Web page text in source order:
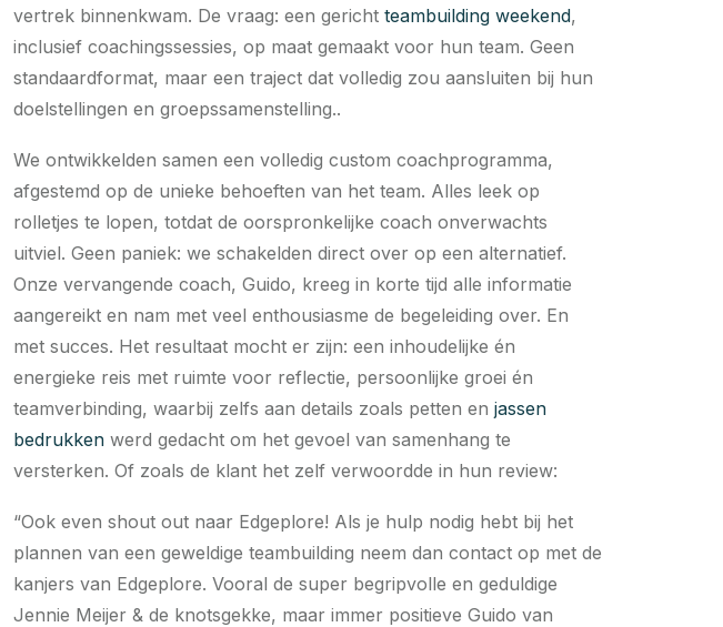
vertrek binnenkwam. De vraag: een gericht teambuilding weekend,
inclusief coachingssessies, op maat gemaakt voor hun team. Geen
standaardformat, maar een traject dat volledig zou aansluiten bij hun
doelstellingen en groepssamenstelling..
We ontwikkelden samen een volledig custom coachprogramma,
afgestemd op de unieke behoeften van het team. Alles leek op
rolletjes te lopen, totdat de oorspronkelijke coach onverwachts
uitviel. Geen paniek: we schakelden direct over op een alternatief.
Onze vervangende coach, Guido, kreeg in korte tijd alle informatie
aangereikt en nam met veel enthousiasme de begeleiding over. En
met succes. Het resultaat mocht er zijn: een inhoudelijke én
energieke reis met ruimte voor reflectie, persoonlijke groei én
teamverbinding, waarbij zelfs aan details zoals petten en jassen
bedrukken werd gedacht om het gevoel van samenhang te
versterken. Of zoals de klant het zelf verwoordde in hun review:
“Ook even shout out naar Edgeplore! Als je hulp nodig hebt bij het
plannen van een geweldige teambuilding neem dan contact op met de
kanjers van Edgeplore. Vooral de super begripvolle en geduldige
Jennie Meijer & de knotsgekke, maar immer positieve Guido van